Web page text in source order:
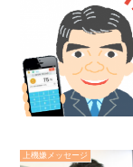
上機嫌メッセージ